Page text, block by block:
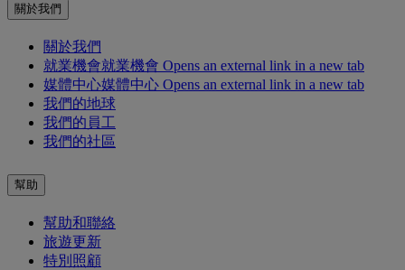
關於我們
關於我們
就業機會就業機會 Opens an external link in a new tab
媒體中心媒體中心 Opens an external link in a new tab
我們的地球
我們的員工
我們的社區
幫助
幫助和聯絡
旅遊更新
特別照顧